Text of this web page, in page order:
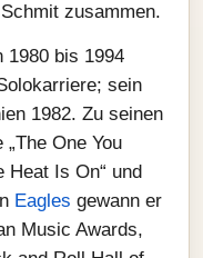
zusammen.
1980 bis 1994
sein
1982. Zu seinen
One You
Heat Is On“ und
Eagles gewann er
Music Awards,